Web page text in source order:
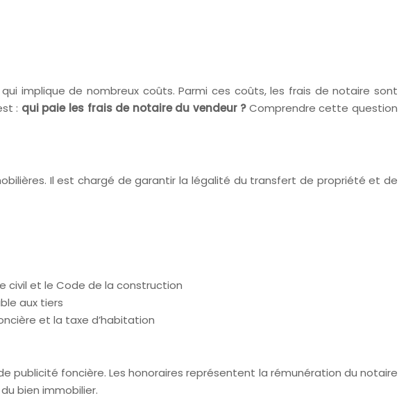
implique de nombreux coûts. Parmi ces coûts, les frais de notaire sont
: qui paie les frais de notaire du vendeur ?Comprendre cette question
Il est chargé de garantir la légalité du transfert de propriété et de
civil et le Code de la construction
aux tiers
et la taxe d’habitation
publicité foncière. Les honoraires représentent la rémunération du notaire
bien immobilier.